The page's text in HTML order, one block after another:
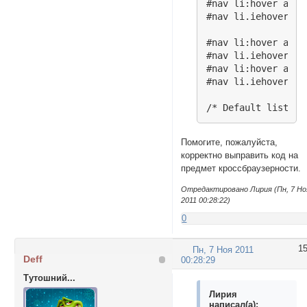
</
            </li>
          </ul>
        </li>
     </ul>
   </li>
<ul
<li><a
          <ul>
              <ul>
#nav li:hover
#nav li.iehover
#nav li:hover
#nav li.iehover
#nav li:hover
#nav li.iehover
/* Default list
#nav li:hover
{left:1px;
#nav li:hover
{display:block;
{display:block;
#nav li ul.sub li
#nav li:hover
{background-
Помогите, пожалуйста,
корректно выправить код на
предмет кроссбраузерности.
Отредактировано Лирия (Пн, 7
2011 00:28:22)
0
15
Пн, 7 Ноя 2011
00:28:29
Deff
Тутошний...
Лирия
написал(а):